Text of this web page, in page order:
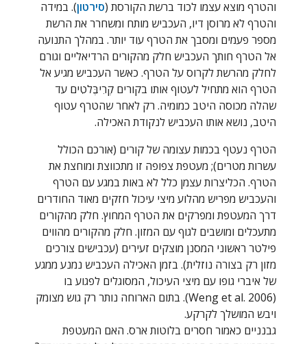
והטרף מוצא עצמו לכוד ברשת הקורסת (סירטון). במידה
והטרף לא מרוסן דיו, העכביש מותח ומשחרר את הרשת
מספר פעמים ומסבך את הטרף עוד יותר. במהלך התנועה
אל הטרף חותך העכביש חלק מהקורים הרדיאליים וגורם
לחלק מהרשת לקרוס על הטרף. כאשר העכביש מגיע אל
הטרף הוא מתחיל לעטוף אותו בקורים קְרִיבֶּלטִים עד
שהלה מכוסה היטב כמומיה. רק לאחר שהטרף עטוף
היטב, נושא אותו העכביש לנקודת האכילה.
הטרף נעטף בכמות עצומה של קורים (אורכם הכולל
עשרות מטרים); מעטפת צפופה זו מתכווצת ומוחצת את
הטרף. הכליצרות עצמן כלל לא באות במגע עם הטרף
והעכביש מפריש מהלוע מיצי עיכול חזקים מאוד החודרים
דרך המעטפת ומפרקים את הטרף המחוץ. חלק מהקורים
מתעכלים ומושבים לגוף עם המזון. חלק מהקורים מהווים
פילטר ראשוני המסנן מוצקים זעירים (עכבישים צורכים
מזון רק בצורה נוזלית). בזמן האכילה העכביש נמנע ממגע
של איברי גופו עם מיצי העיכול, המסוגלים לפגוע בו
(
Weng et al. 2006). בתום הארוחה נותר רק גוש מצומק
ויבש המושלך לקרקע.
גבנניים כאמור חסרים בלוטות ארס. האם המעטפת